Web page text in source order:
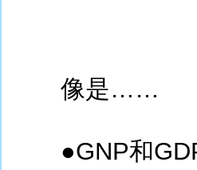
像是……
●GNP和